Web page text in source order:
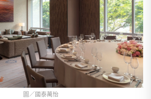
圖／國泰萬怡